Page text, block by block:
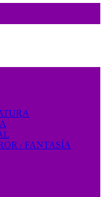
/ FANTASÍA